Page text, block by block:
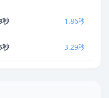
秒 1.86秒
秒 3.29秒